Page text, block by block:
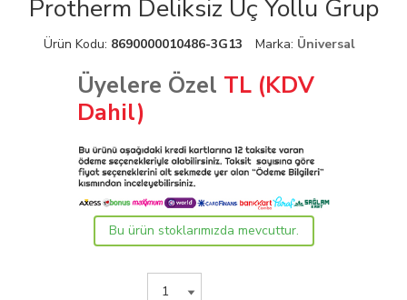
Protherm Deliksiz Üç Yollu Grup
Ürün Kodu: 8690000010486-3G13 Marka: Üniversal
Üyelere Özel TL (KDV
Dahil)
Bu ürün stoklarımızda mevcuttur.